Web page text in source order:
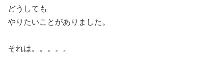
どうしても
やりたいことがありました。
それは。。。。。